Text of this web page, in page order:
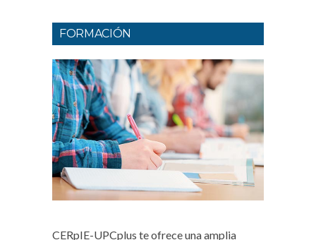
FORMACIÓN
CERpIE-UPCplus te ofrece una amplia